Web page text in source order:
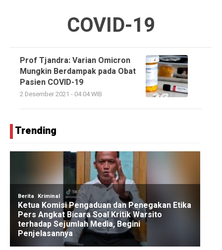
COVID-19
Prof Tjandra: Varian Omicron
Mungkin Berdampak pada Obat
Pasien COVID-19
2 Desember 2021 - 04:04 WIB
Trending